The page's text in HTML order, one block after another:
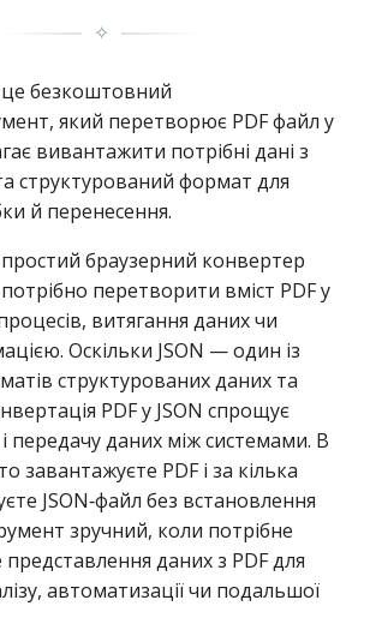
✧
це безкоштовний
який перетворює PDF файл у
вивантажити потрібні дані з
структурований формат для
й перенесення.
браузерний конвертер
перетворити вміст PDF у
витягання даних чи
Оскільки JSON — один із
структурованих даних та
PDF у JSON спрощує
і передачу даних між системами. В
завантажуєте PDF і за кілька
JSON‑файл без встановлення
зручний, коли потрібне
даних з PDF для
автоматизації чи подальшої